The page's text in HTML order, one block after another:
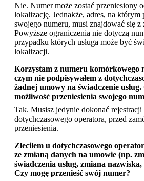
Nie. Numer może zostać przeniesiony
lokalizację. Jednakże, adres, na którym
swojego numeru, musi znajdować się z
Powyższe ograniczenia nie dotyczą
przypadku których usługa może być
lokalizacji.
Korzystam z numeru komórkowego
czym nie podpisywałem z
żadnej umowy na świadczenie usług.
możliwość przeniesienia swojego
Tak. Musisz jedynie dokonać
dotychczasowego operatora, przed
przeniesienia.
Zleciłem u dotychczasowego
ze zmianą danych na umowie (np.
świadczenia usług, zmiana
Czy mogę przenieść swój numer?